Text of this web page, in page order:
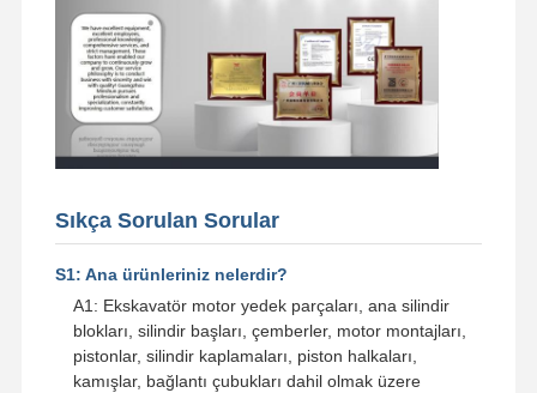
Sıkça Sorulan Sorular
S1: Ana ürünleriniz nelerdir?
A1: Ekskavatör motor yedek parçaları, ana silindir
blokları, silindir başları, çemberler, motor montajları,
pistonlar, silindir kaplamaları, piston halkaları,
kamışlar, bağlantı çubukları dahil olmak üzere